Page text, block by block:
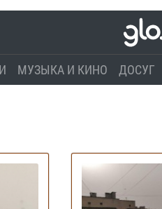
МУЗЫКА И КИНО ДОСУГ